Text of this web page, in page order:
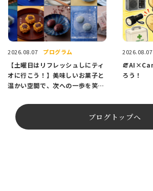
2026.08.07 プログラム
【土曜日はリフレッシュしにティ
オに行こう！】美味しいお菓子と
温かい空間で、次への一歩を笑顔
2026.08.07
ろう！
ブログトップへ